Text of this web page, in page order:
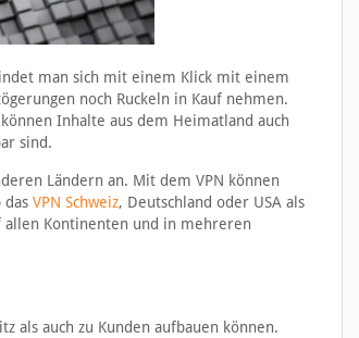
man sich mit einem Klick mit einem
noch Ruckeln in Kauf nehmen.
Inhalte aus dem Heimatland auch
sind.
Ländern an. Mit dem VPN können
das VPN Schweiz, Deutschland oder USA als
allen Kontinenten und in mehreren
als auch zu Kunden aufbauen können.